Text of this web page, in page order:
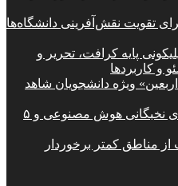
تقویت نقش‌آفرینی دانشگاه‌ها
پایه کرافت، تحریر و
و کاربردها
ویژه دانشجویان شاهد
سرمایه‌گذاری روی هسته‌های نخبگانی هوش مصنوعی و ۵
مناطق کمتر برخوردار